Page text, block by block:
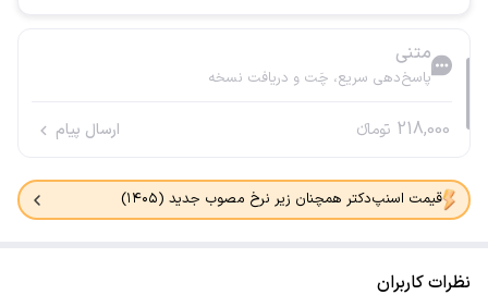
متنی
پاسخ‌دهی سریع، چَت و دریافت نسخه
218,000 تومانء ارسال پیام
قیمت اسنپ‌دکتر همچنان زیر نرخ مصوب جدید (۱۴۰۵)
نظرات کاربران